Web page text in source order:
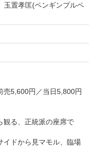
玉置孝匡(ペンギンプルペ
5,600円／当日5,800円
る、正統派の座席で
ドから見マモル、臨場